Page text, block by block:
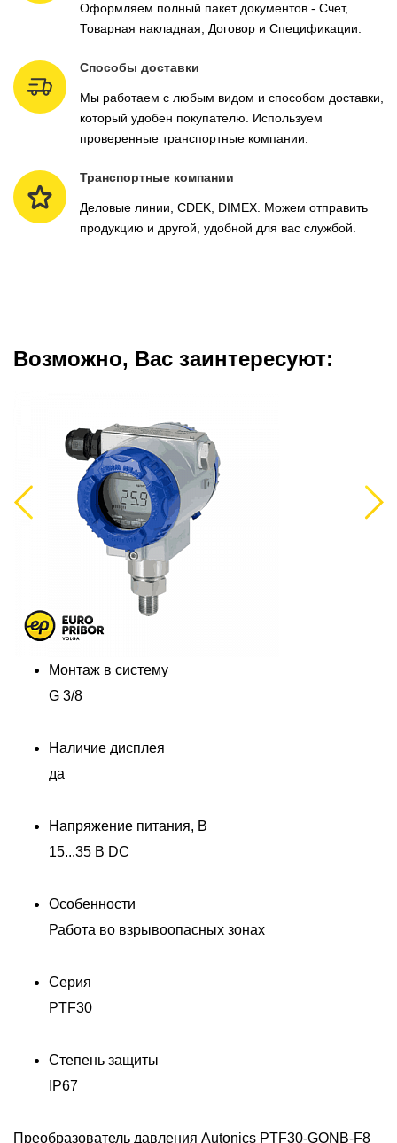
Оформляем полный пакет документов - Счет,
Товарная накладная, Договор и Спецификации.
Способы доставки
Мы работаем с любым видом и способом доставки,
который удобен покупателю. Используем
проверенные транспортные компании.
Транспортные компании
Деловые линии, CDEK, DIMEX. Можем отправить
продукцию и другой, удобной для вас службой.
Возможно, Вас заинтересуют:
Previous
Монтаж в систему
G 3/8
Наличие дисплея
да
Напряжение питания, В
15...35 В DC
Особенности
Работа во взрывоопасных зонах
Серия
PTF30
Степень защиты
IP67
Преобразователь давления Autonics PTF30-GONB-F8
Next